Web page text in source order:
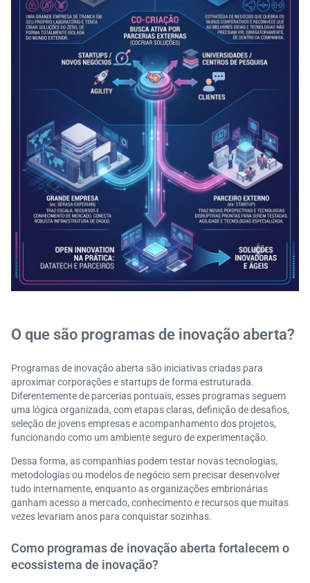
O que são programas de inovação aberta?
Programas de inovação aberta são iniciativas criadas para
aproximar corporações e startups de forma estruturada.
Diferentemente de parcerias pontuais, esses programas seguem
uma lógica organizada, com etapas claras, definição de desafios,
seleção de jovens empresas e acompanhamento dos projetos,
funcionando como um ambiente seguro de experimentação.
Dessa forma, as companhias podem testar novas tecnologias,
metodologias ou modelos de negócio sem precisar desenvolver
tudo internamente, enquanto as organizações embrionárias
ganham acesso a mercado, conhecimento e recursos que muitas
vezes levariam anos para conquistar sozinhas.
Como programas de inovação aberta fortalecem o
ecossistema de inovação?